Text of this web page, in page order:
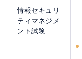
情報セキュリ
ティマネジメ
ント試験